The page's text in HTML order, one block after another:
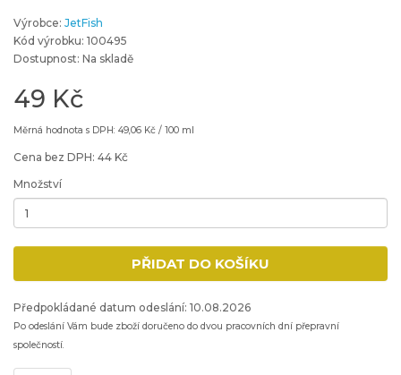
Výrobce: JetFish
Kód výrobku: 100495
Dostupnost: Na skladě
49 Kč
Měrná hodnota s DPH: 49,06 Kč / 100 ml
Cena bez DPH: 44 Kč
Množství
PŘIDAT DO KOŠÍKU
Předpokládané datum odeslání: 10.08.2026
Po odeslání Vám bude zboží doručeno do dvou pracovních dní přepravní
společností.